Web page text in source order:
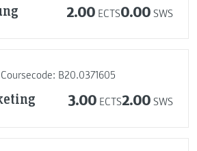
2.00 ECTS0.00 SWS
B20.0371605
3.00 ECTS2.00 SWS